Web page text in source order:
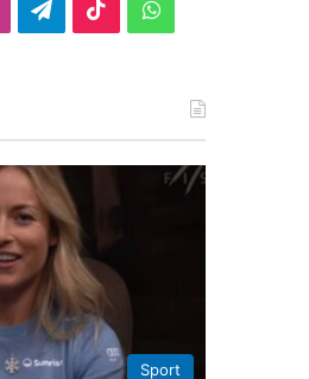
Telegram
TikTokWhatsApp
Sport